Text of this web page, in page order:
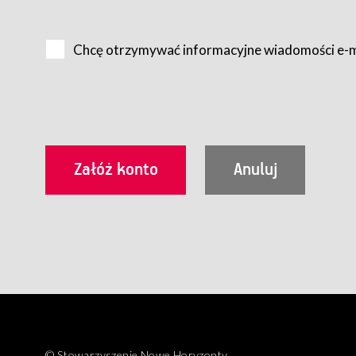
Usługobiorca przed rozpoczęciem korzystania z
utrwalenie i wydrukowanie.
§ 3
Korzystanie ze wszystkich aplikacji Serwisu może być
Chcę otrzymywać informacyjne wiadomości e-